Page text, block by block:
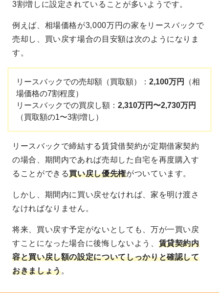
3割増しに設定されていることが多いようです。
例えば、相場価格が3,000万円の家をリースバックで
売却し、買い戻す場合の目安額は次のようになりま
す。
リースバックでの売却額（買取額）： 2,100万円
（相
場価格の7割程度）
リースバックでの買戻し額： 2,310万円〜2,730万円
（買取額の1〜3割増し）
リースバックで締結する賃貸借契約が定期借家契約
の場合、期間内であれば売却した自宅を再度購入す
ることができる買い戻し優先権がついています。
しかし、期間内に買い戻せなければ、家を明け渡さ
なければなりません。
将来、買い戻す予定がないとしても、万が一買い戻
すことになった場合に後悔しないよう、 賃貸契約内
容と買い戻し額の設定についてしっかりと確認して
おきましょう。